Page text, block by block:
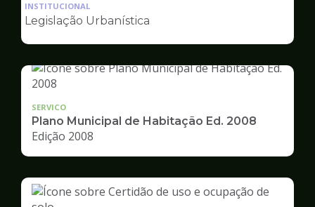
Desenvolvimento
Urbano
INSTITUCIONAL
Legislação Urbanística
SERVICO
Plano Municipal de Habitação Ed. 2008
Edição 2008